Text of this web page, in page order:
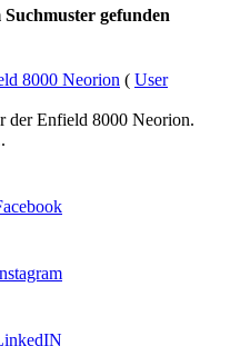
gefunden
8000 Neorion ( User
der Enfield 8000 Neorion.